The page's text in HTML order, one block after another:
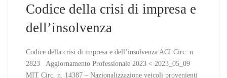
Codice della crisi di impresa e
dell’insolvenza
Codice della crisi di impresa e dell’insolvenza ACI Circ. n.
2823 Aggiornamento Professionale 2023 < 2023_05_09
MIT Circ. n. 14387 – Nazionalizzazione veicoli provenienti